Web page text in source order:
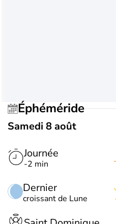
Éphéméride
Samedi 8 août
Journée
-2 min
Dernier
croissant de Lune